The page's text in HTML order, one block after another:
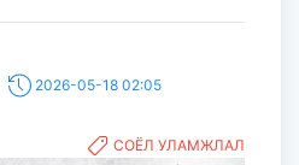
2026-05-18 02:05
СОЁЛ УЛАМЖЛАЛ